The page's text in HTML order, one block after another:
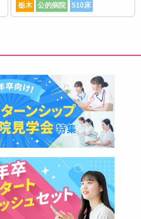
栃木 公的病院 510床